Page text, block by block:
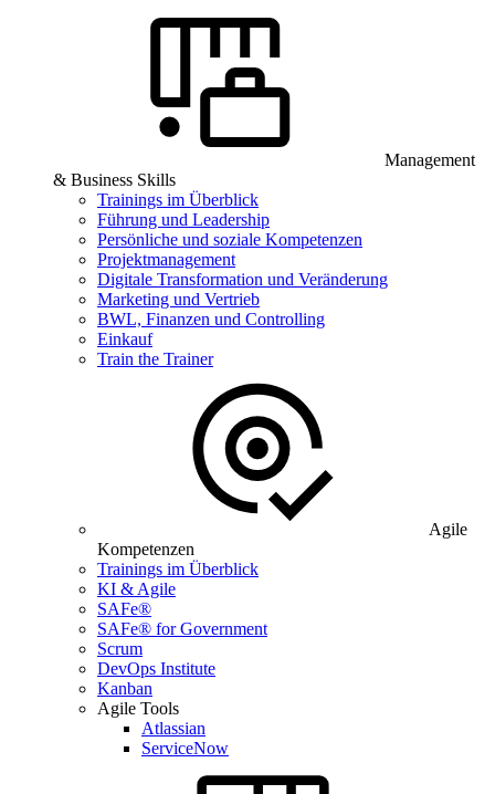
Management
& Business Skills
Trainings im Überblick
Führung und Leadership
Persönliche und soziale Kompetenzen
Projektmanagement
Digitale Transformation und Veränderung
Marketing und Vertrieb
BWL, Finanzen und Controlling
Einkauf
Train the Trainer
Agile
Kompetenzen
Trainings im Überblick
KI & Agile
SAFe®
SAFe® for Government
Scrum
DevOps Institute
Kanban
Agile Tools
Atlassian
ServiceNow